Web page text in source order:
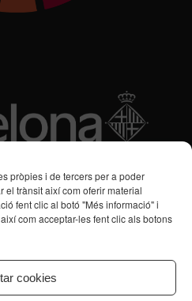
pròpies i de tercers per a poder
el trànsit així com oferir material
fent clic al botó "Més informació" i
com acceptar-les fent clic als botons
cookies
Respir Familiar